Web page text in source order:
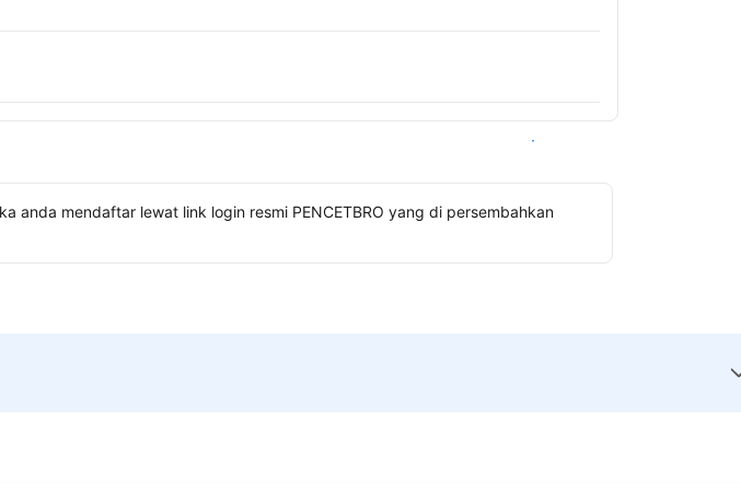
Lihat ketersediaan
mendaftar lewat link login resmi PENCETBRO yang di persembahkan